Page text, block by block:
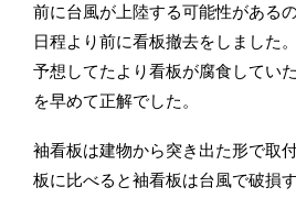
前に台風が上陸する可能性がある
日程より前に看板撤去をしました。
予想してたより看板が腐食してい
を早めて正解でした。
袖看板は建物から突き出た形で取
板に比べると袖看板は台風で破損